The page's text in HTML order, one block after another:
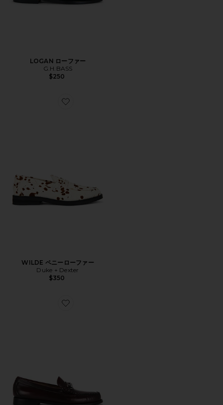
LOGAN ローファー
G.H.BASS
$250
Favorite WILDE ペニーローファー
WILDE ペニーローファー
Duke + Dexter
$350
Favorite LINCOLN シューズ